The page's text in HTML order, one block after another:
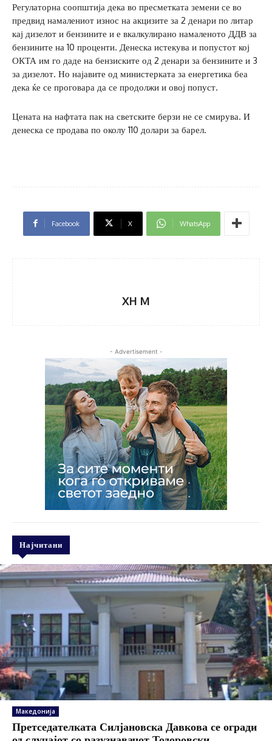
Регулаторна соопштија дека во пресметката земени се во
предвид намалениот износ на акцизите за 2 денари по литар
кај дизелот и бензините и е вкалкулирано намаленото ДДВ за
бензините на 10 проценти. Денеска истекува и попустот кој
ОКТА им го даде на бензиските од 2 денари за бензините и 3
за дизелот. Но најавите од министерката за енергетика беа
дека ќе се проговара да се продолжи и овој попуст.
Цената на нафтата пак на светските берзи не се смирува. И
денеска се продава по околу 110 долари за барел.
Facebook X WhatsApp
XH M
- Advertisement -
Најчитани
Македонија
Претседателката Силјановска Давкова се огради